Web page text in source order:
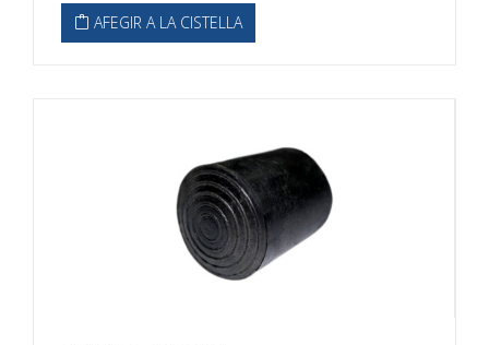
AFEGIR A LA CISTELLA